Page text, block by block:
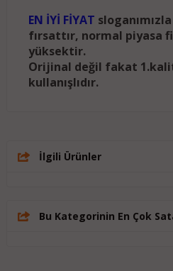
EN İYİ FİYAT
fırsattır, normal piyasa
yüksektir.
Orijinal değil fakat
kullanışlıdır.
İlgili Ürünler
Bu Kategorinin En Çok